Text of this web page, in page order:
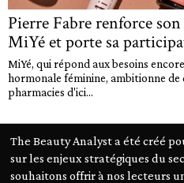
Pierre Fabre renforce
MiYé et porte sa
MiYé, qui répond aux besoins
hormonale féminine, ambitionne de
pharmacies d'ici...
The Beauty Analyst a été créé
sur les enjeux stratégiques du
souhaitons offrir à nos lecteurs